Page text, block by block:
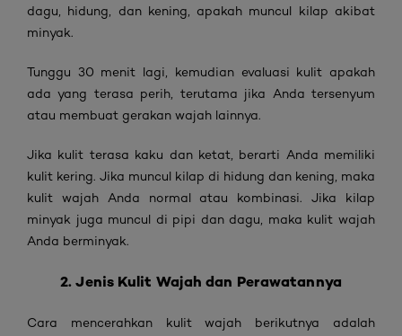
dagu, hidung, dan kening, apakah muncul kilap akibat
minyak.
Tunggu 30 menit lagi, kemudian evaluasi kulit apakah
ada yang terasa perih, terutama jika Anda tersenyum
atau membuat gerakan wajah lainnya.
Jika kulit terasa kaku dan ketat, berarti Anda memiliki
kulit kering. Jika muncul kilap di hidung dan kening, maka
kulit wajah Anda normal atau kombinasi. Jika kilap
minyak juga muncul di pipi dan dagu, maka kulit wajah
Anda berminyak.
2. Jenis Kulit Wajah dan Perawatannya
Cara mencerahkan kulit wajah berikutnya adalah